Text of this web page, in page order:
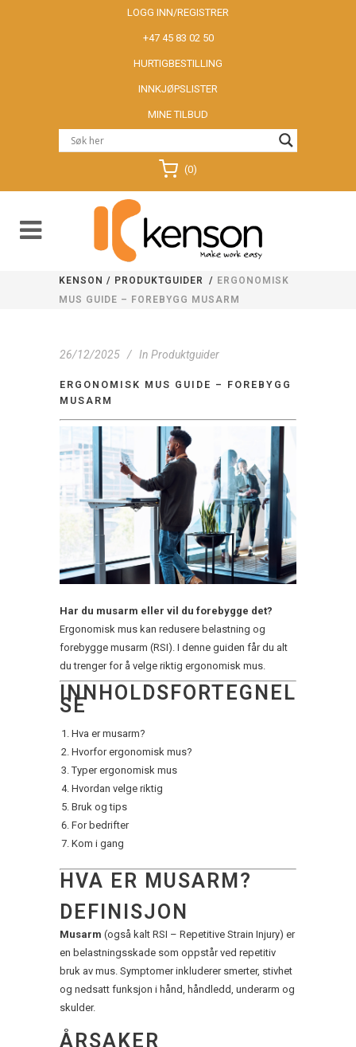
LOGG INN/REGISTRER
+47 45 83 02 50
HURTIGBESTILLING
INNKJØPSLISTER
MINE TILBUD
(0)
KENSON / PRODUKTGUIDER / ERGONOMISK
MUS GUIDE – FOREBYGG MUSARM
26/12/2025 In Produktguider
ERGONOMISK MUS GUIDE – FOREBYGG
MUSARM
Har du musarm eller vil du forebygge det?
Ergonomisk mus kan redusere belastning og
forebygge musarm (RSI). I denne guiden får du alt
du trenger for å velge riktig ergonomisk mus.
INNHOLDSFORTEGNEL
SE
Hva er musarm?
Hvorfor ergonomisk mus?
Typer ergonomisk mus
Hvordan velge riktig
Bruk og tips
For bedrifter
Kom i gang
HVA ER MUSARM?
DEFINISJON
Musarm (også kalt RSI – Repetitive Strain Injury) er
en belastningsskade som oppstår ved repetitiv
bruk av mus. Symptomer inkluderer smerter, stivhet
og nedsatt funksjon i hånd, håndledd, underarm og
skulder.
ÅRSAKER